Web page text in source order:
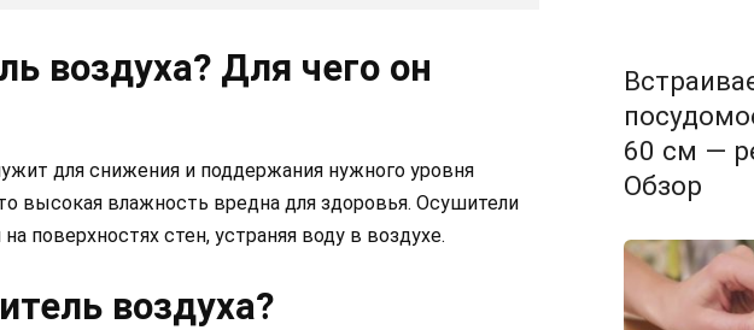
воздуха? Для чего он
для снижения и поддержания нужного уровня
высокая влажность вредна для здоровья. Осушители
поверхностях стен, устраняя воду в воздухе.
воздуха?
60 см —
Обзор